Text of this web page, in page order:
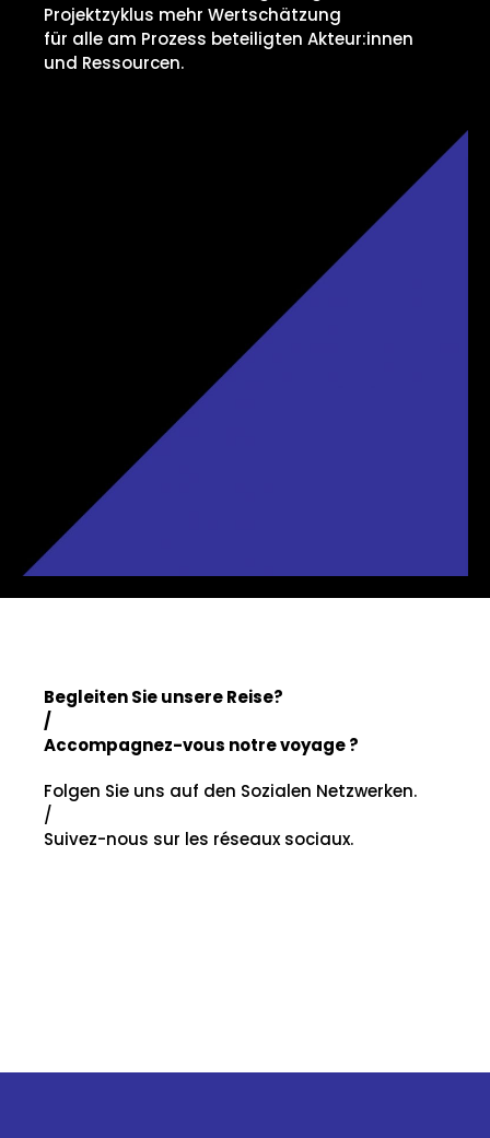
Projektzyklus mehr Wertschätzung
für alle am Prozess beteiligten Akteur:innen
und Ressourcen.
Begleiten Sie unsere Reise?
/
Accompagnez-vous notre voyage ?
Folgen Sie uns auf den Sozialen Netzwerken.
/
Suivez-nous sur les réseaux sociaux.